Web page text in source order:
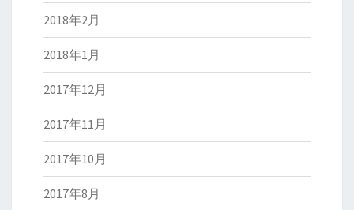
2018年2月
2018年1月
2017年12月
2017年11月
2017年10月
2017年8月